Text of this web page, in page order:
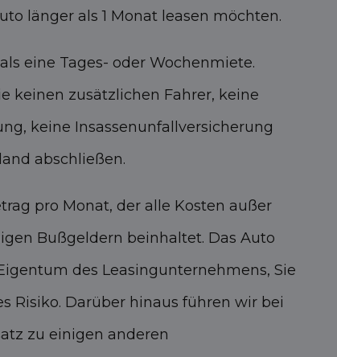
länger als 1 Monat leasen möchten.
eine Tages- oder Wochenmiete.
keinen zusätzlichen Fahrer, keine
keine Insassenunfallversicherung
abschließen.
pro Monat, der alle Kosten außer
Bußgeldern beinhaltet. Das Auto
des Leasingunternehmens, Sie
Risiko. Darüber hinaus führen wir bei
zu einigen anderen